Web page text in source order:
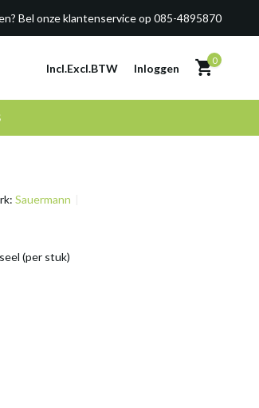
Bel onze klantenservice op 085-4895870
Incl.Excl.BTW Inloggen
0
Sauermann
(per stuk)